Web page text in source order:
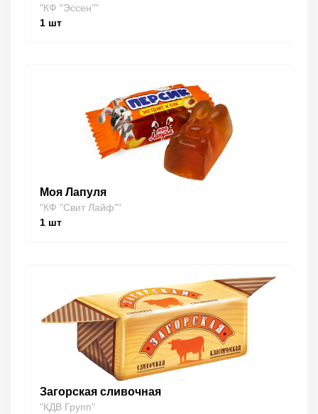
"КФ "Эссен""
1 шт
Моя Лапуля
"КФ "Свит Лайф""
1 шт
Загорская сливочная
"КДВ Групп"